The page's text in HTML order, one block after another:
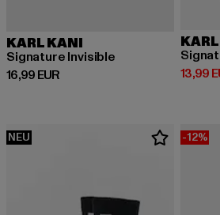
KARL KANI
Signature Invisible
16,99 EUR
Derzeitiger Preis: 16,99 EUR
13,99
NEU -12%